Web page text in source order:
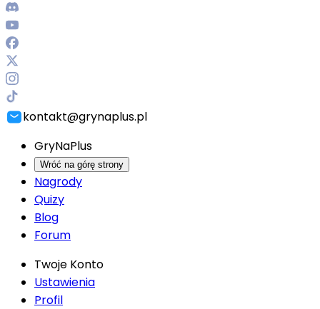
kontakt@grynaplus.pl
GryNaPlus
Wróć na górę strony
Nagrody
Quizy
Blog
Forum
Twoje Konto
Ustawienia
Profil